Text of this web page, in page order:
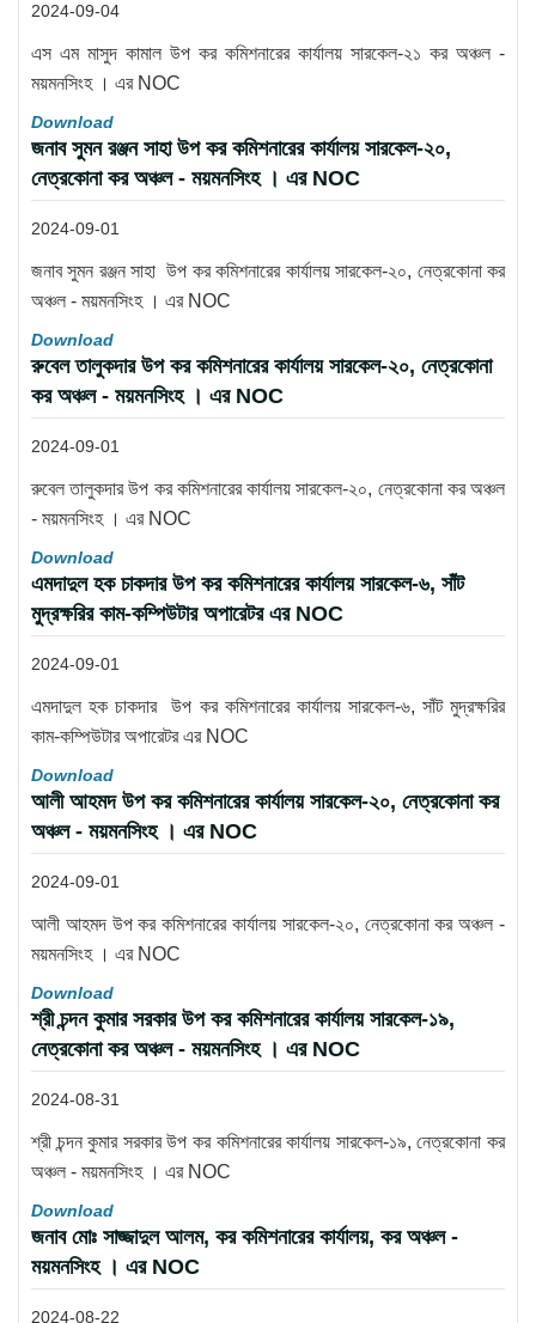
2024-09-04
এস এম মাসুদ কামাল উপ কর কমিশনারের কার্যালয় সারকেল-২১ কর অঞ্চল -
ময়মনসিংহ । এর NOC
Download
জনাব সুমন রঞ্জন সাহা উপ কর কমিশনারের কার্যালয় সারকেল-২০,
নেত্রকোনা কর অঞ্চল - ময়মনসিংহ । এর NOC
2024-09-01
জনাব সুমন রঞ্জন সাহা উপ কর কমিশনারের কার্যালয় সারকেল-২০, নেত্রকোনা কর
অঞ্চল - ময়মনসিংহ । এর NOC
Download
রুবেল তালুকদার উপ কর কমিশনারের কার্যালয় সারকেল-২০, নেত্রকোনা
কর অঞ্চল - ময়মনসিংহ । এর NOC
2024-09-01
রুবেল তালুকদার উপ কর কমিশনারের কার্যালয় সারকেল-২০, নেত্রকোনা কর অঞ্চল
- ময়মনসিংহ । এর NOC
Download
এমদাদুল হক চাকদার উপ কর কমিশনারের কার্যালয় সারকেল-৬, সাঁট
মুদ্রক্ষরির কাম-কম্পিউটার অপারেটর এর NOC
2024-09-01
এমদাদুল হক চাকদার উপ কর কমিশনারের কার্যালয় সারকেল-৬, সাঁট মুদ্রক্ষরির
কাম-কম্পিউটার অপারেটর এর NOC
Download
আলী আহমদ উপ কর কমিশনারের কার্যালয় সারকেল-২০, নেত্রকোনা কর
অঞ্চল - ময়মনসিংহ । এর NOC
2024-09-01
আলী আহমদ উপ কর কমিশনারের কার্যালয় সারকেল-২০, নেত্রকোনা কর অঞ্চল -
ময়মনসিংহ । এর NOC
Download
শ্রী চন্দন কুমার সরকার উপ কর কমিশনারের কার্যালয় সারকেল-১৯,
নেত্রকোনা কর অঞ্চল - ময়মনসিংহ । এর NOC
2024-08-31
শ্রী চন্দন কুমার সরকার উপ কর কমিশনারের কার্যালয় সারকেল-১৯, নেত্রকোনা কর
অঞ্চল - ময়মনসিংহ । এর NOC
Download
জনাব মোঃ সাজ্জাদুল আলম, কর কমিশনারের কার্যালয়, কর অঞ্চল -
ময়মনসিংহ । এর NOC
2024-08-22